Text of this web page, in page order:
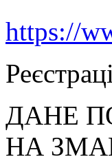
https://
ДАНЕ
НА